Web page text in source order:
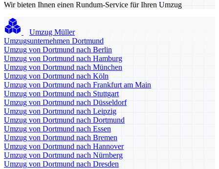
Wir bieten Ihnen einen Rundum-Service für Ihren Umzug
Umzug Müller
Umzugsunternehmen Dortmund
Umzug von Dortmund nach Berlin
Umzug von Dortmund nach Hamburg
Umzug von Dortmund nach München
Umzug von Dortmund nach Köln
Umzug von Dortmund nach Frankfurt am Main
Umzug von Dortmund nach Stuttgart
Umzug von Dortmund nach Düsseldorf
Umzug von Dortmund nach Leipzig
Umzug von Dortmund nach Dortmund
Umzug von Dortmund nach Essen
Umzug von Dortmund nach Bremen
Umzug von Dortmund nach Hannover
Umzug von Dortmund nach Nürnberg
Umzug von Dortmund nach Dresden